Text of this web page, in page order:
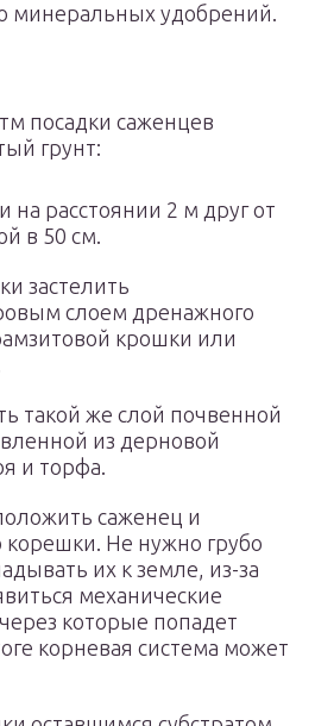
минеральных удобрений.
посадки саженцев
грунт:
на расстоянии 2 м друг от
в 50 см.
застелить
слоем дренажного
крошки или
такой же слой почвенной
из дерновой
и торфа.
саженец и
корешки. Не нужно грубо
их к земле, из-за
механические
которые попадет
корневая система может